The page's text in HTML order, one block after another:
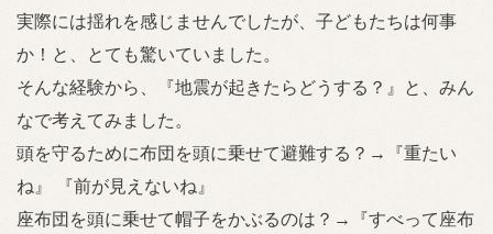
実際には揺れを感じませんでしたが、子どもたちは何事
か！と、とても驚いていました。
そんな経験から、『地震が起きたらどうする？』と、みん
なで考えてみました。
頭を守るために布団を頭に乗せて避難する？→『重たい
ね』 『前が見えないね』
座布団を頭に乗せて帽子をかぶるのは？→『すべって座布